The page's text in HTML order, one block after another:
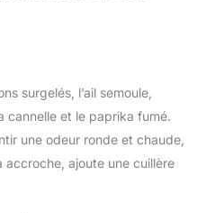
surgelés, l’ail semoule,
cannelle et le paprika fumé.
une odeur ronde et chaude,
accroche, ajoute une cuillère